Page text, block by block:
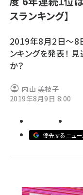
yahoo (1908)
ecbeing
base (1083)
ビィ・フォアー
revico (744)
スランキング】
2019年8月2日～8
ンキングを発表！
か？
内山 美枝子
2019年8月9日 8:00
優先するニュ